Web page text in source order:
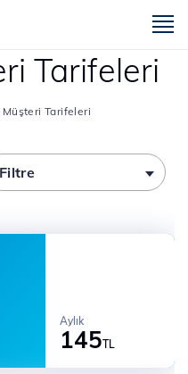
Tarifeleri
Müşteri Tarifeleri
Filtre
145TL
Aylık